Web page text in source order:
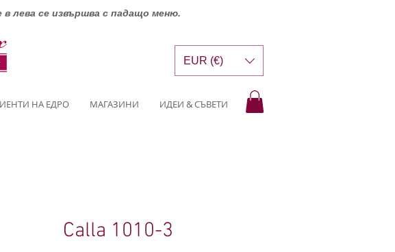
в лева се извършва с падащо меню.
НА ЕДРО МАГАЗИНИ ИДЕИ & СЪВЕТИ
EUR (€)
Calla 1010-3